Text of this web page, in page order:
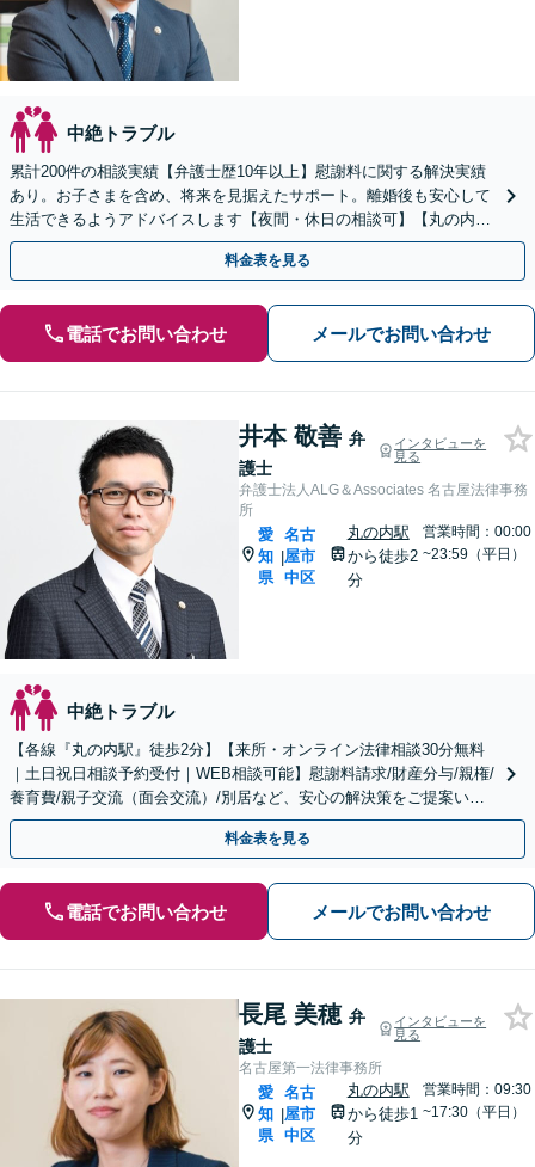
中絶トラブル
累計200件の相談実績【弁護士歴10年以上】慰謝料に関する解決実績
あり。お子さまを含め、将来を見据えたサポート。離婚後も安心して
生活できるようアドバイスします【夜間・休日の相談可】【丸の内駅
2分】
料金表を見る
電話でお問い合わせ メールでお問い合わせ
井本 敬善 弁
護士
インタビューを
見る
弁護士法人ALG＆Associates 名古屋法律事務
所
愛
知
県
|
名古
屋市
中区
丸の内駅
から徒歩2
分
営業時間：00:00
~23:59（平日）
中絶トラブル
【各線『丸の内駅』徒歩2分】【来所・オンライン法律相談30分無料
｜土日祝日相談予約受付｜WEB相談可能】慰謝料請求/財産分与/親権/
養育費/親子交流（面会交流）/別居など、安心の解決策をご提案いた
します
料金表を見る
電話でお問い合わせ メールでお問い合わせ
長尾 美穂 弁
護士
インタビューを
見る
名古屋第一法律事務所
愛
知
県
|
名古
屋市
中区
丸の内駅
から徒歩1
分
営業時間：09:30
~17:30（平日）